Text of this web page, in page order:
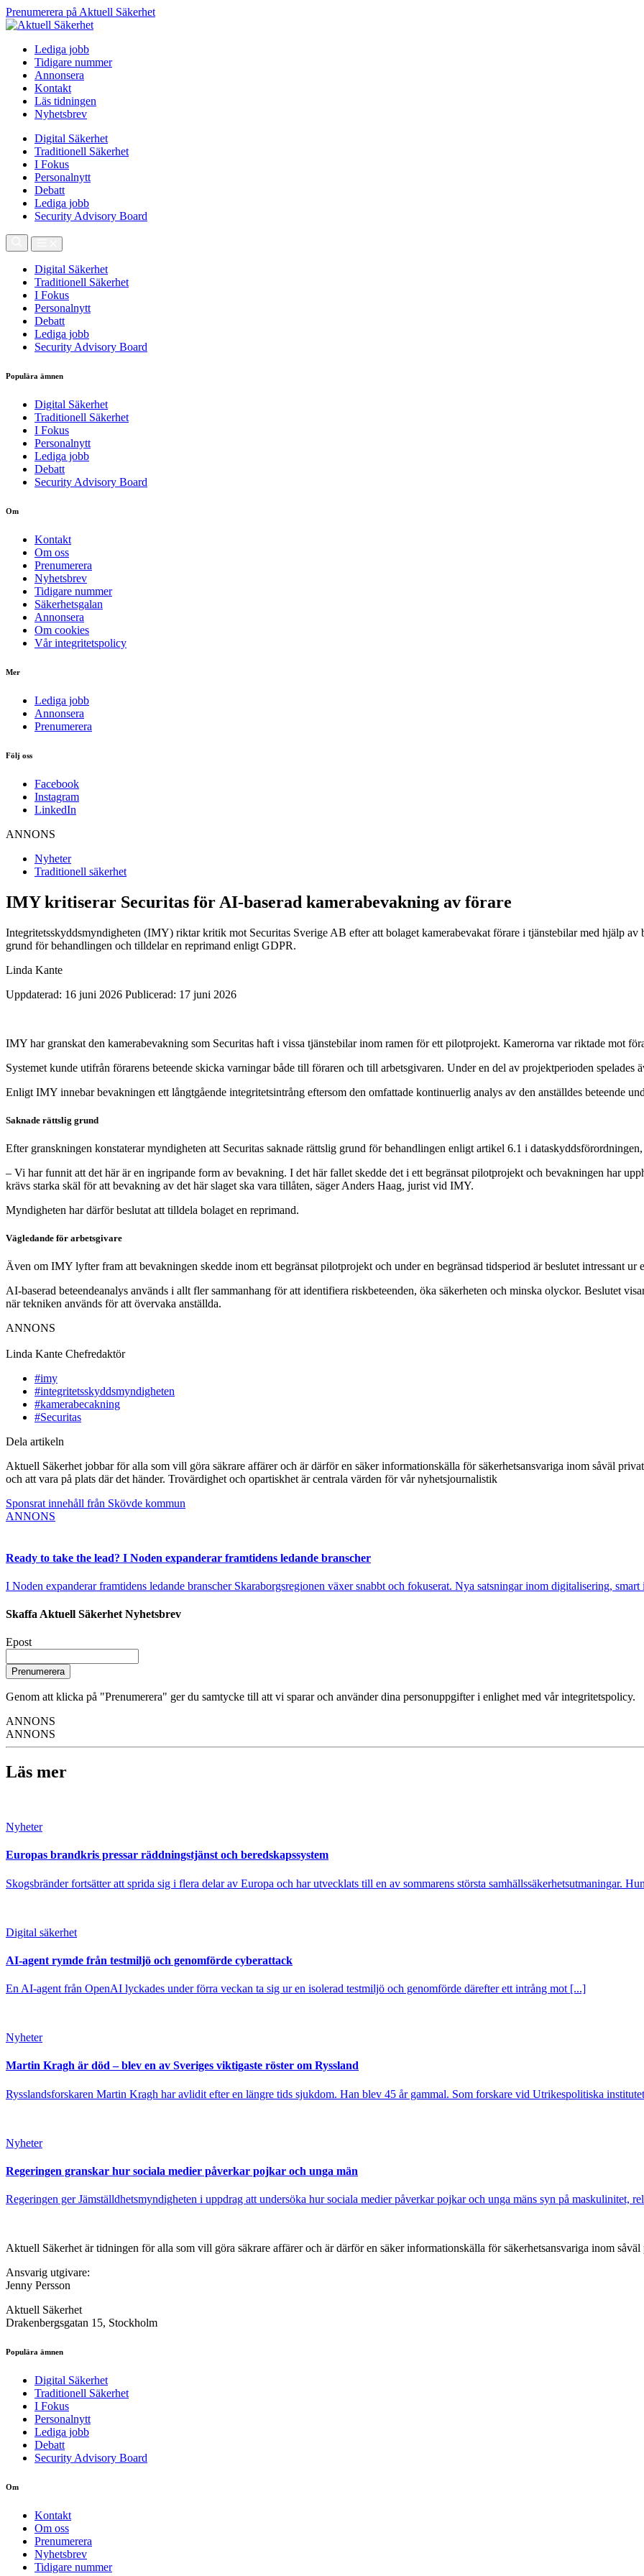
Prenumerera på Aktuell Säkerhet
Lediga jobb
Tidigare nummer
Annonsera
Kontakt
Läs tidningen
Nyhetsbrev
Digital Säkerhet
Traditionell Säkerhet
I Fokus
Personalnytt
Debatt
Lediga jobb
Security Advisory Board
Digital Säkerhet
Traditionell Säkerhet
I Fokus
Personalnytt
Debatt
Lediga jobb
Security Advisory Board
Populära ämnen
Digital Säkerhet
Traditionell Säkerhet
I Fokus
Personalnytt
Lediga jobb
Debatt
Security Advisory Board
Om
Kontakt
Om oss
Prenumerera
Nyhetsbrev
Tidigare nummer
Säkerhetsgalan
Annonsera
Om cookies
Vår integritetspolicy
Mer
Lediga jobb
Annonsera
Prenumerera
Följ oss
Facebook
Instagram
LinkedIn
ANNONS
Nyheter
Traditionell säkerhet
IMY kritiserar Securitas för AI-baserad kamerabevakning av förare
Integritetsskyddsmyndigheten (IMY) riktar kritik mot Securitas Sverige AB efter att bolaget kamerabevakat förare i tjänstebilar med hjälp av
grund för behandlingen och tilldelar en reprimand enligt GDPR.
Linda Kante
Uppdaterad: 16 juni 2026 Publicerad: 17 juni 2026
IMY har granskat den kamerabevakning som Securitas haft i vissa tjänstebilar inom ramen för ett pilotprojekt. Kamerorna var riktade mot
Systemet kunde utifrån förarens beteende skicka varningar både till föraren och till arbetsgivaren. Under en del av projektperioden spelades
Enligt IMY innebar bevakningen ett långtgående integritetsintrång eftersom den omfattade kontinuerlig analys av den anställdes beteende
Saknade rättslig grund
Efter granskningen konstaterar myndigheten att Securitas saknade rättslig grund för behandlingen enligt artikel 6.1 i
– Vi har funnit att det här är en ingripande form av bevakning. I det här fallet skedde det i ett begränsat pilotprojekt och bevakningen har
krävs starka skäl för att bevakning av det här slaget ska vara tillåten, säger Anders Haag, jurist vid IMY.
Myndigheten har därför beslutat att tilldela bolaget en reprimand.
Vägledande för arbetsgivare
Även om IMY lyfter fram att bevakningen skedde inom ett begränsat pilotprojekt och under en begränsad tidsperiod är beslutet intressant ur
AI-baserad beteendeanalys används i allt fler sammanhang för att identifiera riskbeteenden, öka säkerheten och minska olyckor. Beslutet
när tekniken används för att övervaka anställda.
ANNONS
Linda Kante Chefredaktör
#imy
#integritetsskyddsmyndigheten
#kamerabecakning
#Securitas
Dela artikeln
Aktuell Säkerhet jobbar för alla som vill göra säkrare affärer och är därför en säker informationskälla för säkerhetsansvariga inom såväl
och att vara på plats där det händer. Trovärdighet och opartiskhet är centrala värden för vår nyhetsjournalistik
Sponsrat innehåll från Skövde kommun
ANNONS
Ready to take the lead? I Noden expanderar framtidens ledande branscher
I Noden expanderar framtidens ledande branscher Skaraborgsregionen växer snabbt och fokuserat. Nya satsningar inom digitalisering,
Skaffa Aktuell Säkerhet Nyhetsbrev
Epost
Prenumerera
Genom att klicka på "Prenumerera" ger du samtycke till att vi sparar och använder dina personuppgifter i enlighet med vår integritetspolicy.
ANNONS
ANNONS
Läs mer
Nyheter
Europas brandkris pressar räddningstjänst och beredskapssystem
Skogsbränder fortsätter att sprida sig i flera delar av Europa och har utvecklats till en av sommarens största samhällssäkerhetsutmaningar.
Digital säkerhet
AI-agent rymde från testmiljö och genomförde cyberattack
En AI-agent från OpenAI lyckades under förra veckan ta sig ur en isolerad testmiljö och genomförde därefter ett intrång mot [...]
Nyheter
Martin Kragh är död – blev en av Sveriges viktigaste röster om Ryssland
Rysslandsforskaren Martin Kragh har avlidit efter en längre tids sjukdom. Han blev 45 år gammal. Som forskare vid Utrikespolitiska
Nyheter
Regeringen granskar hur sociala medier påverkar pojkar och unga män
Regeringen ger Jämställdhetsmyndigheten i uppdrag att undersöka hur sociala medier påverkar pojkar och unga mäns syn på maskulinitet,
Aktuell Säkerhet är tidningen för alla som vill göra säkrare affärer och är därför en säker informationskälla för säkerhets­ansvariga inom
Ansvarig utgivare:
Jenny Persson
Aktuell Säkerhet
Drakenbergsgatan 15, Stockholm
Populära ämnen
Digital Säkerhet
Traditionell Säkerhet
I Fokus
Personalnytt
Lediga jobb
Debatt
Security Advisory Board
Om
Kontakt
Om oss
Prenumerera
Nyhetsbrev
Tidigare nummer